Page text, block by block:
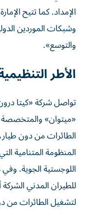
الإمداد. كما تتيح
وشبكات الموردين
والتوسع».
الأطر
تواصل شركة «كيتا
«ميتوان»
الطائرات من دون
المنظومة المتنامية
للطيران المدني
لتشغيل الطائرات من